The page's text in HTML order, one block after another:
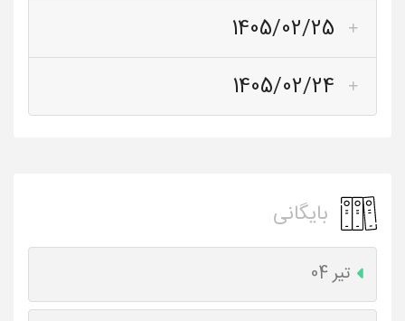
1405/02/25
1405/02/24
بایگانی
تیر 04